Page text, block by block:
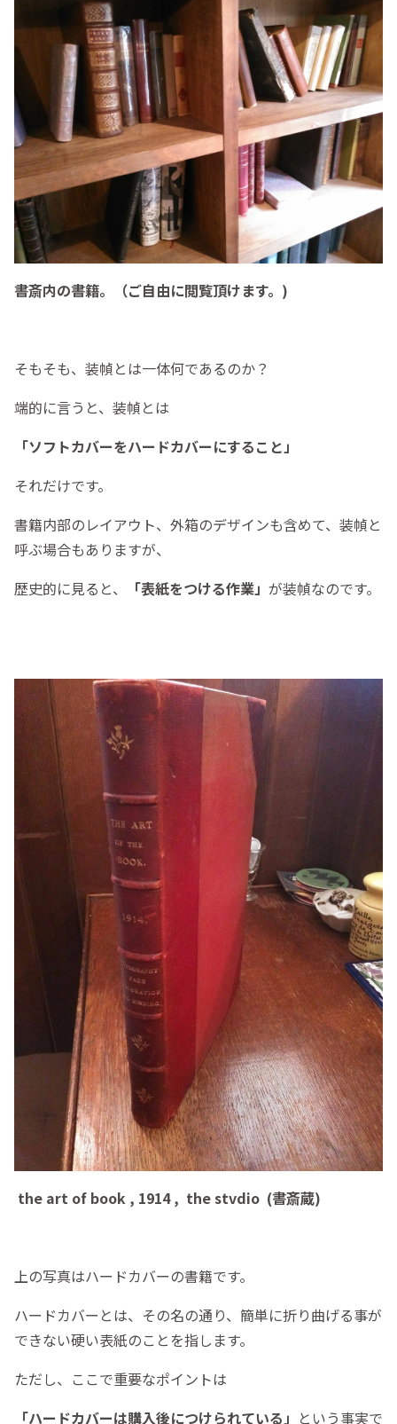
書斎内の書籍。（ご自由に閲覧頂けます。)
そもそも、装幀とは一体何であるのか？
端的に言うと、装幀とは
「ソフトカバーをハードカバーにすること」
それだけです。
書籍内部のレイアウト、外箱のデザインも含めて、装幀と
呼ぶ場合もありますが、
歴史的に見ると、
「表紙をつける作業」 が装幀なのです。
the art of book , 1914 , the stvdio (書斎蔵)
上の写真はハードカバーの書籍です。
ハードカバーとは、その名の通り、簡単に折り曲げる事が
できない硬い表紙のことを指します。
ただし、ここで重要なポイントは
「ハードカバーは購入後につけられている」 という事実で